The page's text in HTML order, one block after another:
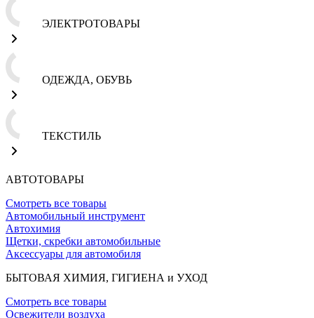
ЭЛЕКТРОТОВАРЫ
ОДЕЖДА, ОБУВЬ
ТЕКСТИЛЬ
АВТОТОВАРЫ
Смотреть все товары
Автомобильный инструмент
Автохимия
Щетки, скребки автомобильные
Аксессуары для автомобиля
БЫТОВАЯ ХИМИЯ, ГИГИЕНА и УХОД
Смотреть все товары
Освежители воздуха